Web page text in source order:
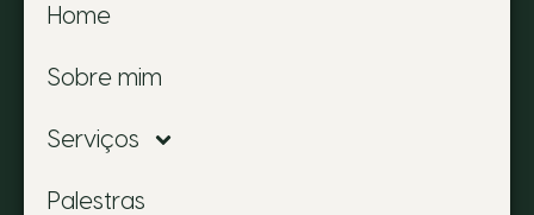
Home
Sobre mim
Serviços
Palestras